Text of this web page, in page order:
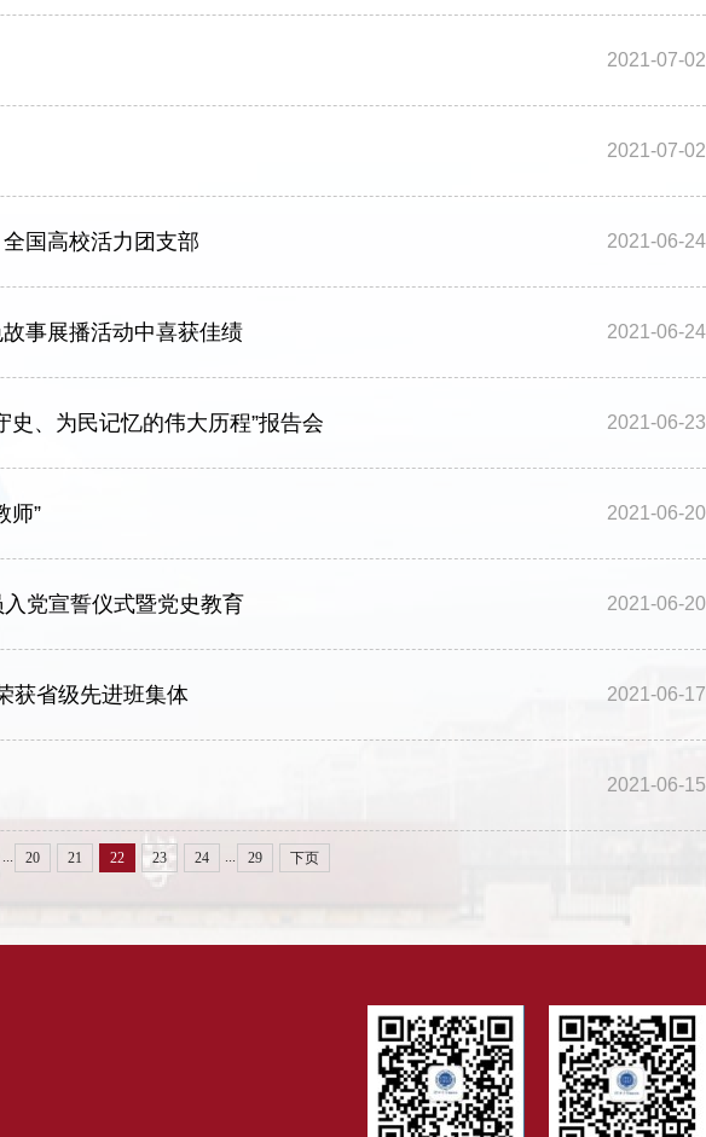
2021-07-02
2021-07-02
2021-06-24
国高校活力团支部
2021-06-24
事展播活动中喜获佳绩
2021-06-23
、为民记忆的伟大历程”报告会
2021-06-20
师”
2021-06-20
党宣誓仪式暨党史教育
2021-06-17
获省级先进班集体
2021-06-15
20 21 22 23 24 29 下页